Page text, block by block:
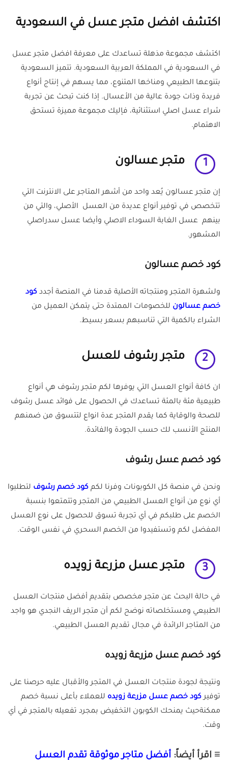
اكتشف افضل متجر عسل في السعودية
اكتشف مجموعة مذهلة تساعدك على معرفة افضل متجر عسل
في السعودية في المملكة العربية السعودية. تتميز السعودية
بتنوعها الطبيعي ومناخها المتنوع، مما يسهم في إنتاج أنواع
فريدة وذات جودة عالية من الأعسال. إذا كنت تبحث عن تجربة
شراء عسل اصلي استثنائية، فإليك مجموعة مميزة تستحق
الاهتمام.
1 متجر عسالون
إن متجر عسالون يُعد واحد من أشهر المتاجر على الانترنت التي
تتخصص في توفير أنواع عديدة من العسل الأصلي، والتي من
بينهم عسل الغابة السوداء الاصلي وأيضا عسل سدراصلي
المشهور.
كود خصم عسالون
ولشهرة المتجر ومنتجاته الأصلية قدمنا في المنصة أجدد كود
خصم عسالون للخصومات الممتدة حتى يتمكن العميل من
الشراء بالكمية التي تناسبهم بسعر بسيط.
2 متجر رشوف للعسل
ان كافة أنواع العسل التي يوفرها لكم متجر رشوف هي أنواع
طبيعية مئة بالمئة تساعدك في الحصول على فوائد عسل رشوف
للصحة والوقاية كما يقدم المتجر عدة انواع لتتسوق من ضمنهم
المنتج الأنسب لك حسب الجودة والفائدة.
كود خصم عسل رشوف
ونحن في منصة كل الكوبونات وفرنا لكم كود خصم رشوف لتطلبوا
أي نوع من أنواع العسل الطبيعي من المتجر وتتمتعوا بنسبة
الخصم على طلبكم في أي تجربة تسوق للحصول على نوع العسل
المفضل لكم وتستفيدوا من الخصم السحري في نفس الوقت.
3 متجر عسل مزرعة زويده
في حالة البحث عن متجر مخصص بتقديم أفضل منتجات العسل
الطبيعي ومستخلصاته نوضح لكم أن متجر الريف النجدي هو واجد
من المتاجر الرائدة في مجال تقديم العسل الطبيعي.
كود خصم عسل مزرعة زويده
ونتيجة لجودة منتجات العسل في المتجر والأقبال عليه حرصنا على
توفيركود خصم عسل مزرعة زويده للعملاء بأعلى نسبة خصم
ممكنةحيث يمنحك الكوبون التخفيض بمجرد تفعيله بالمتجر في أي
وقت.
≡ اقرأ أيضاً: أفضل متاجر موثوقة تقدم العسل